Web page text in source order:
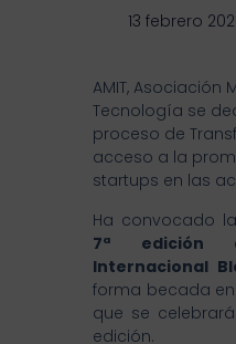
13 febrero
AMIT, Asociación
Tecnología se
proceso de
acceso a la
startups en las
Ha convocado
7ª edición
Internacional
forma becada
que se
edición.